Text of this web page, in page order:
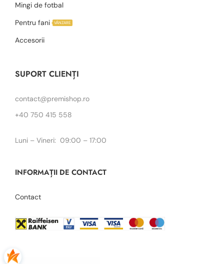
Mingi de fotbal
Pentru fani
VÂNZARE
Accesorii
SUPORT CLIENȚI
contact@premishop.ro
+40 750 415 558
Luni – Vineri: 09:00 – 17:00
INFORMAȚII DE CONTACT
Contact